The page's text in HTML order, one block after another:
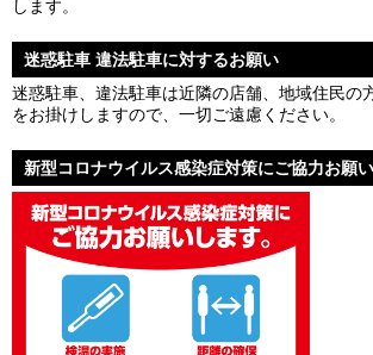
します。
迷惑駐車 違法駐車に対するお願い
迷惑駐車、違法駐車は近隣の店舗、地域住民の
をお掛けしますので、一切ご遠慮ください。
新型コロナウイルス感染症対策にご協力お願い